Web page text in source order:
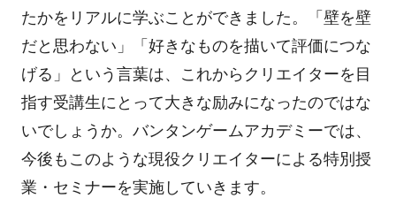
たかをリアルに学ぶことができました。「壁を壁
だと思わない」「好きなものを描いて評価につな
げる」という言葉は、これからクリエイターを目
指す受講生にとって大きな励みになったのではな
いでしょうか。バンタンゲームアカデミーでは、
今後もこのような現役クリエイターによる特別授
業・セミナーを実施していきます。